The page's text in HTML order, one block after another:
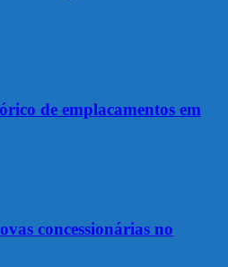
de emplacamentos em
concessionárias no